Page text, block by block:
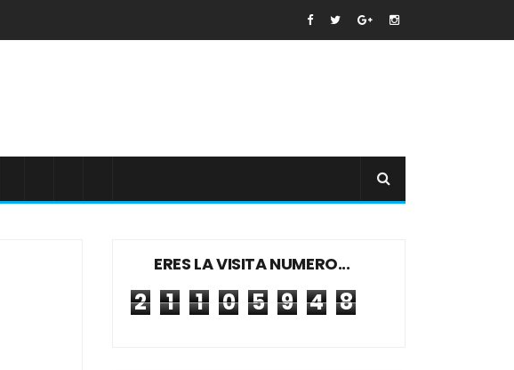
ERES LA VISITA NUMERO...
2 1 1 0 5 9 4 8